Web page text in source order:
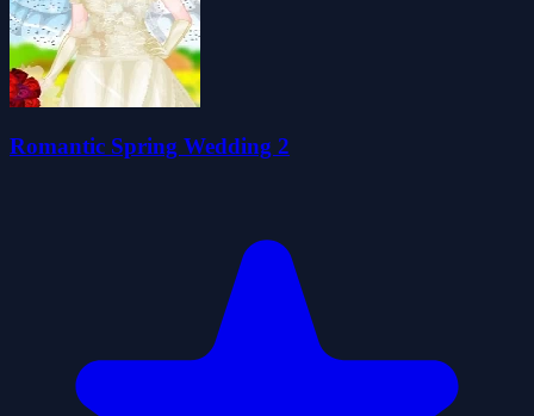
Romantic Spring Wedding 2